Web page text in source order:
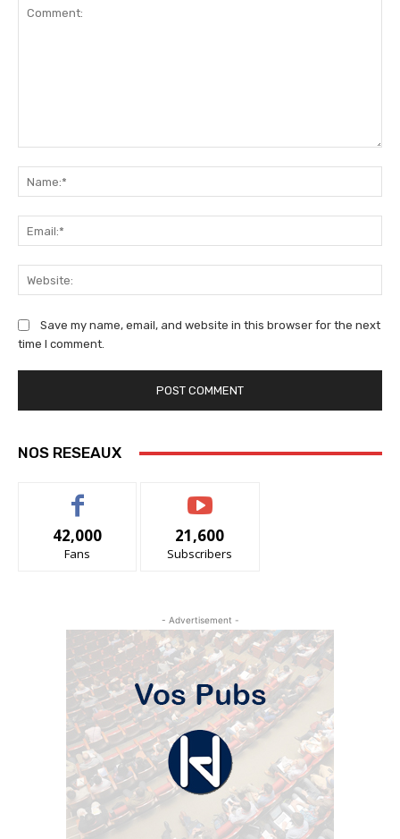
Save my name, email, and website in this browser for the next
time I comment.
NOS RESEAUX
42,000
Fans
21,600
Subscribers
- Advertisement -